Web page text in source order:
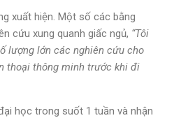
xuất hiện. Một số các bằng
cứu xung quanh giấc ngủ, “Tôi
lượng lớn các nghiên cứu cho
thoại thông minh trước khi đi
học trong suốt 1 tuần và nhận